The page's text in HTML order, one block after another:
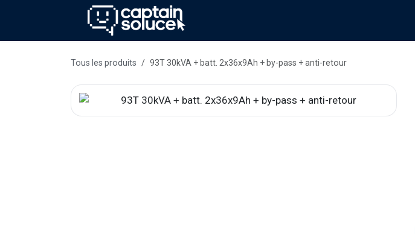
Se rendre au contenu
Tous les produits 93T 30kVA + batt. 2x36x9Ah + by-pass + anti-retour